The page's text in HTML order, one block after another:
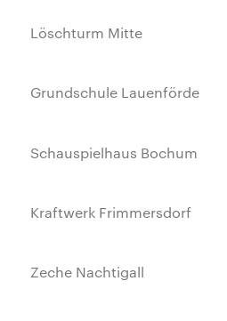
Löschturm Mitte
Grundschule Lauenförde
Schauspielhaus Bochum
Kraftwerk Frimmersdorf
Zeche Nachtigall